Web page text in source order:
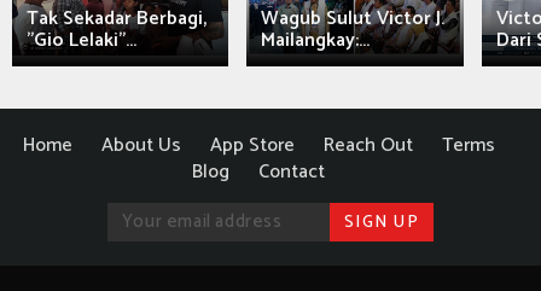
Tak Sekadar Berbagi,
"Gio Lelaki"...
Wagub Sulut Victor J.
Mailangkay:... Dari
Home About Us App Store Reach Out
Terms
Blog
Contact